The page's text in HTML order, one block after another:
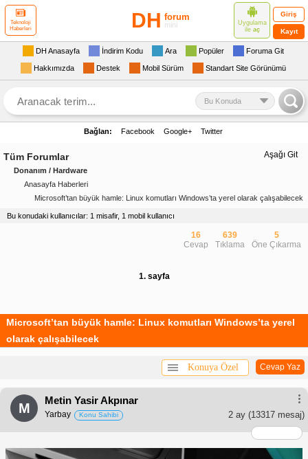
Teknoloji
Haberleri
DH forum
mini
Uygulama
ile aç
Giriş
Kayıt
DH Anasayfa İndirim Kodu Ara Popüler Foruma Git
Hakkımızda Destek Mobil Sürüm Standart Site Görünümü
Bu Konuda
Bağlan: Facebook Google+ Twitter
Aşağı Git
Tüm Forumlar
Donanım / Hardware
Anasayfa Haberleri
Microsoft’tan büyük hamle: Linux komutları Windows’ta yerel olarak çalışabilecek
Bu konudaki kullanıcılar: 1 misafir, 1 mobil kullanıcı
16
Cevap
639
Tıklama
5
Öne Çıkarma
1. sayfa
Microsoft’tan büyük hamle: Linux komutları Windows’ta yerel
olarak çalışabilecek
Cevap Yaz
Konuya Özel
M
Metin Yasir Akpınar
2 ay (13317 mesaj)
Yarbay Konu Sahibi